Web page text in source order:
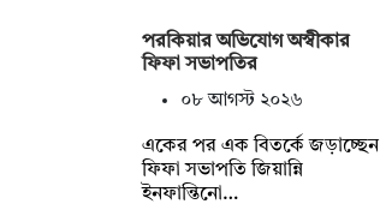
পরকিয়ার অভিযোগ অস্বীকার
ফিফা সভাপতির
০৮ আগস্ট ২০২৬
একের পর এক বিতর্কে জড়াচ্ছেন
ফিফা সভাপতি জিয়ান্নি
ইনফান্তিনো…